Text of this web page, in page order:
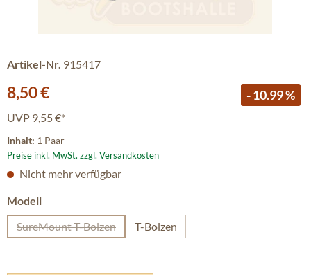
Artikel-Nr. 915417
Verkaufspreis:
8,50 € - 10.99 %
UVP 9,55 €*
Inhalt: 1 Paar
Preise inkl. MwSt. zzgl. Versandkosten
Nicht mehr verfügbar
Modellauswählen
SureMount T-Bolzen
(Diese Option ist zurzeit nicht verfügbar.)
T-Bolzen